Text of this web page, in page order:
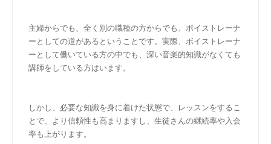
主婦からでも、全く別の職種の方からでも、ボイストレーナ
ーとしての道があるということです。実際、ボイストレーナ
ーとして働いている方の中でも、深い音楽的知識がなくても
講師をしている方はいます。
しかし、必要な知識を身に着けた状態で、レッスンをするこ
とで、より信頼性も高まりますし、生徒さんの継続率や入会
率も上がります。